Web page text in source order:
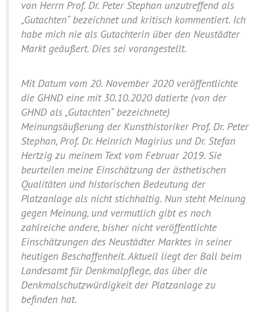
von Herrn Prof. Dr. Peter Stephan unzutreffend als
„Gutachten“ bezeichnet und kritisch kommentiert. Ich
habe mich nie als Gutachterin über den Neustädter
Markt geäußert. Dies sei vorangestellt.
Mit Datum vom 20. November 2020 veröffentlichte
die GHND eine mit 30.10.2020 datierte (von der
GHND als „Gutachten“ bezeichnete)
Meinungsäußerung der Kunsthistoriker Prof. Dr. Peter
Stephan, Prof. Dr. Heinrich Magirius und Dr. Stefan
Hertzig zu meinem Text vom Februar 2019. Sie
beurteilen meine Einschätzung der ästhetischen
Qualitäten und historischen Bedeutung der
Platzanlage als nicht stichhaltig. Nun steht Meinung
gegen Meinung, und vermutlich gibt es noch
zahlreiche andere, bisher nicht veröffentlichte
Einschätzungen des Neustädter Marktes in seiner
heutigen Beschaffenheit. Aktuell liegt der Ball beim
Landesamt für Denkmalpflege, das über die
Denkmalschutzwürdigkeit der Platzanlage zu
befinden hat.